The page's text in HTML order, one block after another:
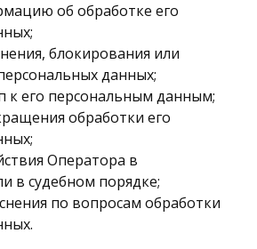
об обработке его
блокирования или
данных;
к его персональным данным;
обработки его
Оператора в
в судебном порядке;
по вопросам обработки